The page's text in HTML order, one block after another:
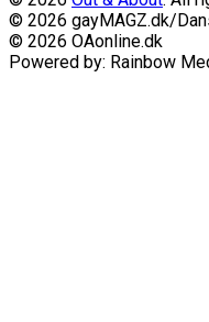
© 2026 gayMAGZ.dk/
© 2026 OAonline.dk
Powered by: Rainbow